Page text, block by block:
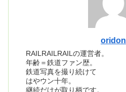
oridon
RAILRAILRAILの運営者。
年齢＝鉄道ファン歴。
鉄道写真を撮り続けて
はやウン十年。
継続だけが取り柄です。